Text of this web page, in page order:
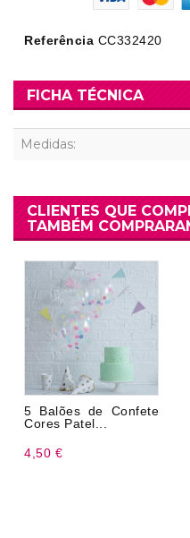
Referência CC332420
FICHA TÉCNICA
Medidas:
CLIENTES QUE
TAMBÉM
5 Balões de Confete
Cores Patel...
4,50 €